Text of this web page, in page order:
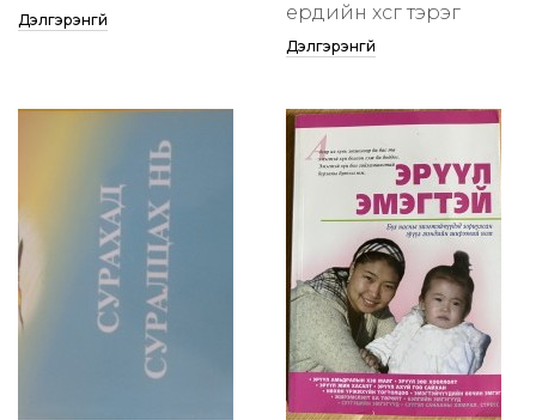
Дэлгэрэнгүй
ердийн хөсөг тэрэг
Дэлгэрэнгүй